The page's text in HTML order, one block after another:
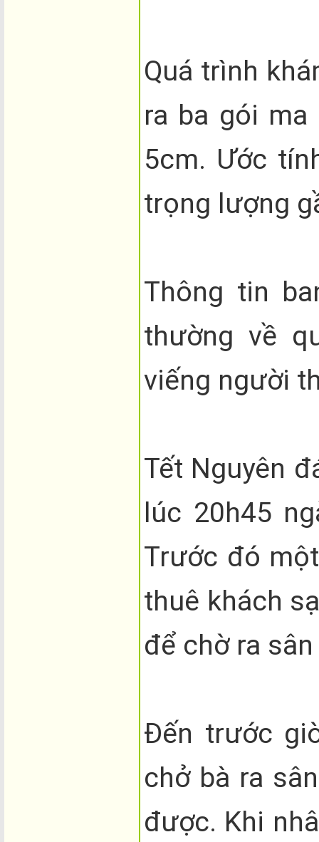
Quá trình
ra ba gói
5cm. Ước
trọng lượng
Thông tin
thường về
viếng người
Tết Nguyên
lúc 20h45
Trước đó
thuê khách
để chờ ra sân
Đến trước
chở bà ra
được. Khi